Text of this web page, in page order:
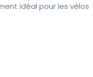
idéal pour les vélos